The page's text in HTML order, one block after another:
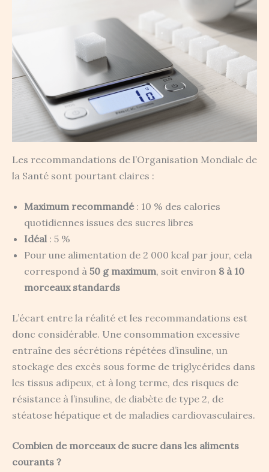
Les recommandations de l’Organisation Mondiale de
la Santé sont pourtant claires :
Maximum recommandé: 10 % des calories
quotidiennes issues des sucres libres
Idéal: 5 %
Pour une alimentation de 2 000 kcal par jour, cela
correspond à 50 g maximum, soit environ 8 à 10
morceaux standards
L’écart entre la réalité et les recommandations est
donc considérable. Une consommation excessive
entraîne des sécrétions répétées d’insuline, un
stockage des excès sous forme de triglycérides dans
les tissus adipeux, et à long terme, des risques de
résistance à l’insuline, de diabète de type 2, de
stéatose hépatique et de maladies cardiovasculaires.
Combien de morceaux de sucre dans les aliments
courants ?